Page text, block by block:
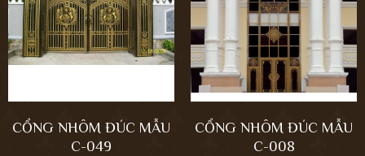
CỔNG NHÔM ĐÚC MẪU
C-049
CỔNG NHÔM ĐÚC MẪU
C-008